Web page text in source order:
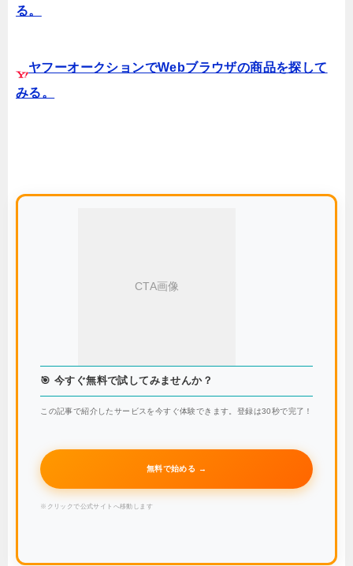
る。
ヤフーオークションでWebブラウザの商品を探して
みる。
CTA画像
🎯 今すぐ無料で試してみませんか？
この記事で紹介したサービスを今すぐ体験できます。登録は30秒で完了！
無料で始める →
※クリックで公式サイトへ移動します